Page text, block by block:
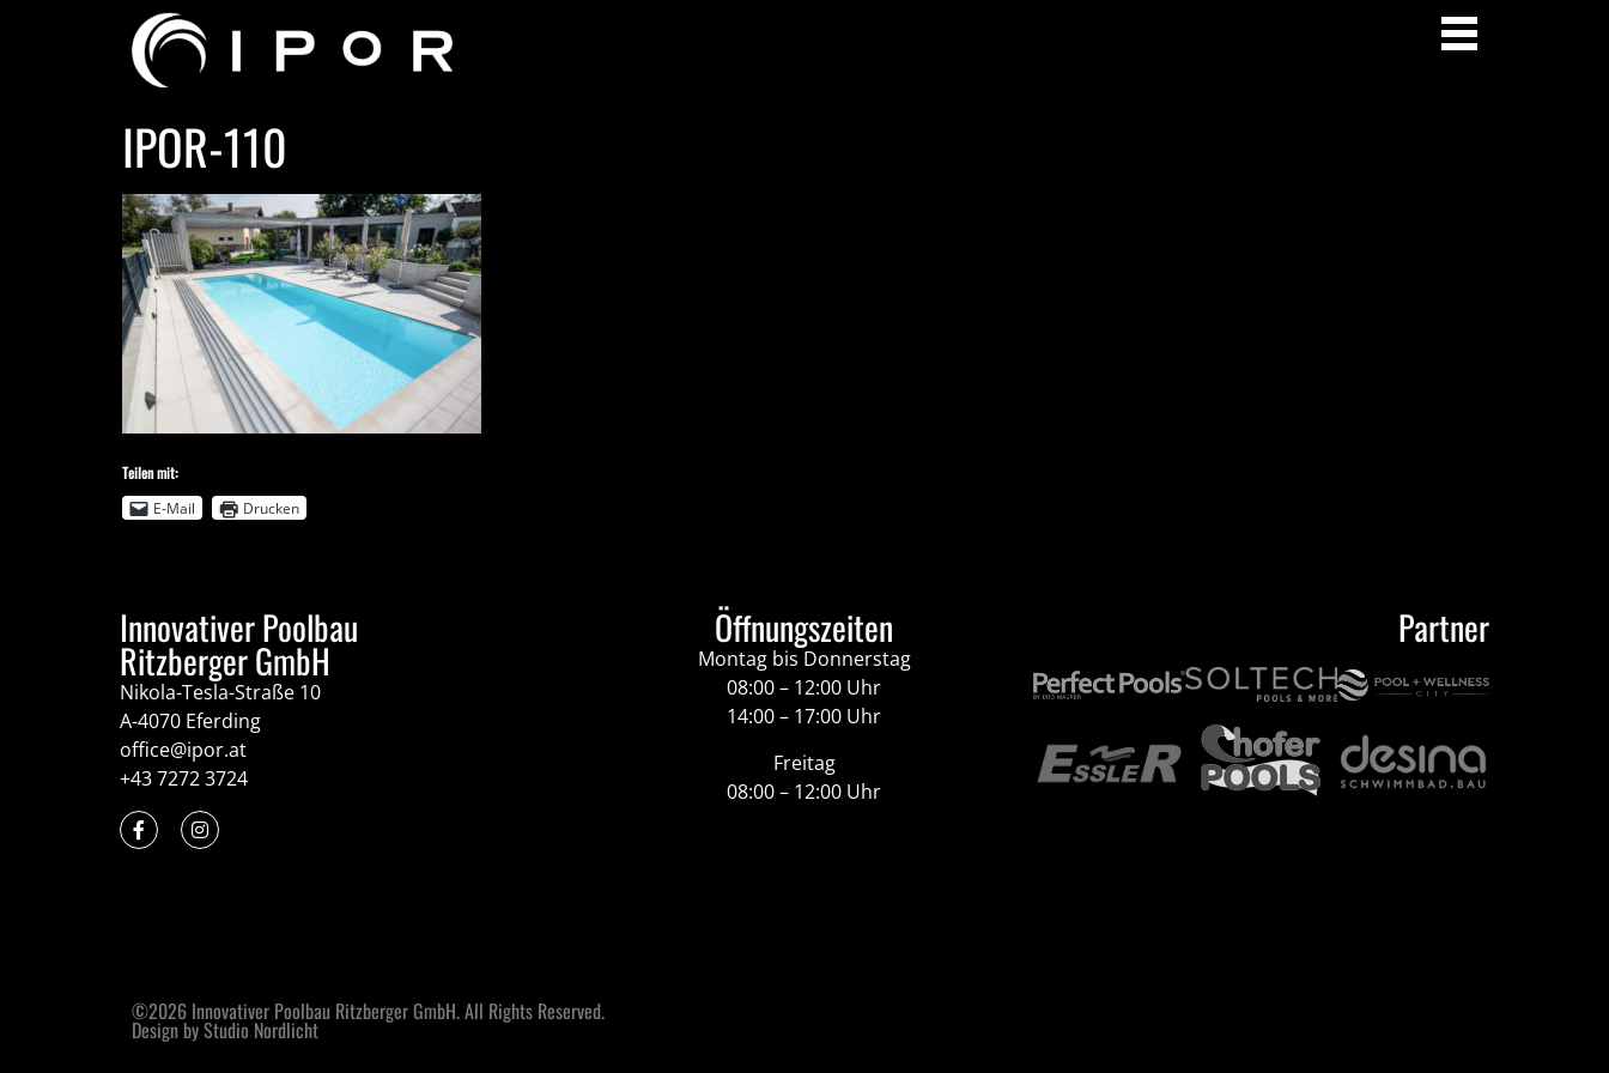
IPOR-110
Teilen mit:
E-Mail
Drucken
Innovativer Poolbau
Ritzberger GmbH
Nikola-Tesla-Straße 10
A-4070 Eferding
office@ipor.at
+43 7272 3724
Öffnungszeiten
Montag bis Donnerstag
08:00 – 12:00 Uhr
14:00 – 17:00 Uhr
Freitag
08:00 – 12:00 Uhr
Partner
©2026 Innovativer Poolbau Ritzberger GmbH. All Rights Reserved.
Design by Studio Nordlicht